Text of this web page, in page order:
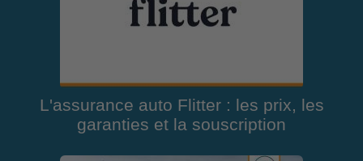
L'assurance auto Flitter : les prix, les
garanties et la souscription